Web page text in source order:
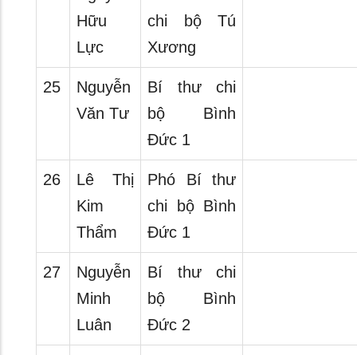
Hữu
Lực
chi bộ Tú
Xương
25
Nguyễn
Văn Tư
Bí thư chi
bộ Bình
Đức 1
26
Lê Thị
Kim
Thẩm
Phó Bí thư
chi bộ Bình
Đức 1
27
Nguyễn
Minh
Luân
Bí thư chi
bộ Bình
Đức 2